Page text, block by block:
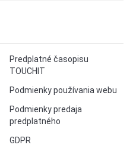
Predplatné časopisu
TOUCHIT
Podmienky používania webu
Podmienky predaja
predplatného
GDPR